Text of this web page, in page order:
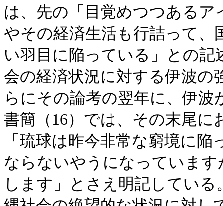
は、先の「目覚めつつあるア
やその経済生活も行詰って
い羽目に陥っている」との
会の経済状況に対する伊波の
らにその論考の翌年に、伊
書簡（16）では、その末尾
「琉球は昨今非常な窮境に
ならないやうになっていま
します」とさえ明記してい